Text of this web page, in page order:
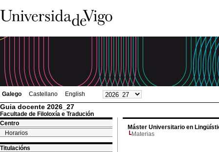
Galego Castellano English
Guia docente 2026_27
Facultade de Filoloxía e Tradución
Centro
Horarios
Titulacións
Máster Universitario en
Materias